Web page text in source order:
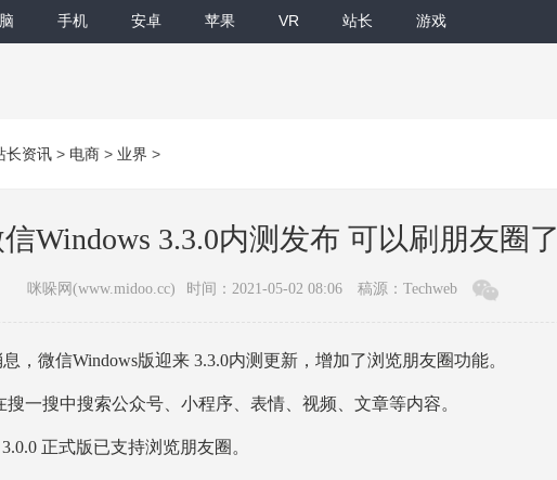
手机 安卓 苹果 VR 站长 游戏
长资讯 > 电商 > 业界 >
Windows 3.3.0内测发布 可以刷朋友圈了
咪哚网(www.midoo.cc) 时间：2021-05-02 08:06 稿源：Techweb
息，微信Windows版迎来 3.3.0内测更新，增加了浏览朋友圈功能。
一搜中搜索公众号、小程序、表情、视频、文章等内容。
正式版已支持浏览朋友圈。